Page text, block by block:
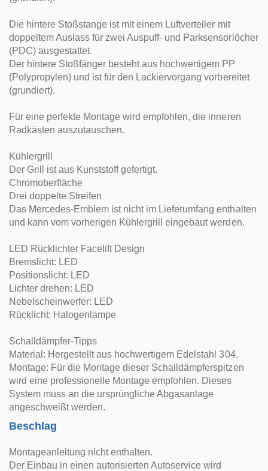
Die hintere Stoßstange ist mit einem Luftverteiler mit
doppeltem Auslass für zwei Auspuff- und Parksensorlöcher
(PDC) ausgestattet.
Der hintere Stoßfänger besteht aus hochwertigem PP
(Polypropylen) und ist für den Lackiervorgang vorbereitet
(grundiert).
Für eine perfekte Montage wird empfohlen, die inneren
Radkästen auszutauschen.
Kühlergrill
Der Grill ist aus Kunststoff gefertigt.
Chromoberfläche
Drei doppelte Streifen
Das Mercedes-Emblem ist nicht im Lieferumfang enthalten
und kann vom vorherigen Kühlergrill eingebaut werden.
LED Rücklichter Facelift Design
Bremslicht: LED
Positionslicht: LED
Lichter drehen: LED
Nebelscheinwerfer: LED
Rücklicht: Halogenlampe
Schalldämpfer-Tipps
Material: Hergestellt aus hochwertigem Edelstahl 304.
Montage: Für die Montage dieser Schalldämpferspitzen
wird eine professionelle Montage empfohlen. Dieses
System muss an die ursprüngliche Abgasanlage
angeschweißt werden.
Beschlag
Montageanleitung nicht enthalten.
Der Einbau in einen autorisierten Autoservice wird